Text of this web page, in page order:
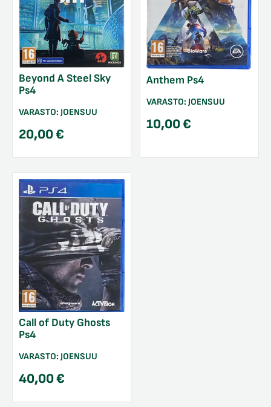
Beyond A Steel Sky
Ps4
VARASTO: JOENSUU
20,00€
Anthem Ps4
VARASTO: JOENSUU
10,00€
Call of Duty Ghosts
Ps4
VARASTO: JOENSUU
40,00€